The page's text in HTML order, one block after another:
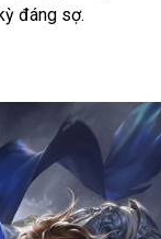
đáng sợ.